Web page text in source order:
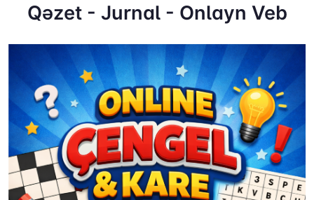
Qəzet - Jurnal - Onlayn Veb